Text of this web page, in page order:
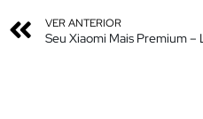
VER ANTERIOR